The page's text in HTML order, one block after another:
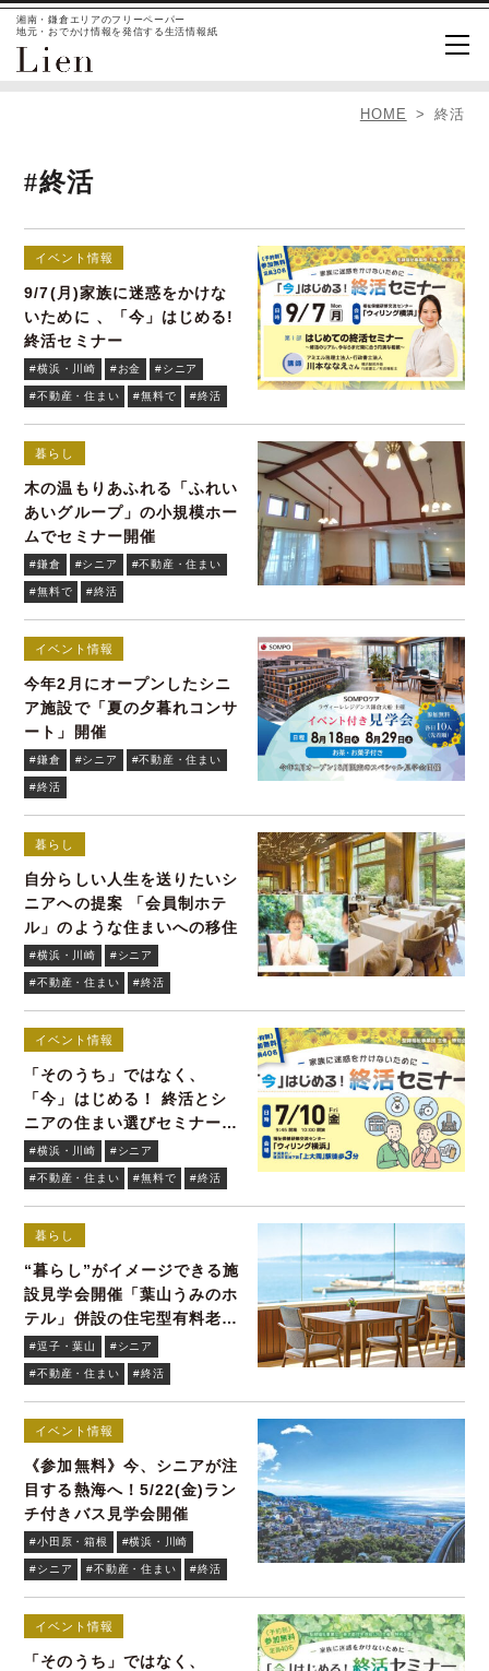
湘南・鎌倉エリアのフリーペーパー
地元・おでかけ情報を発信する生活情報紙
HOME 終活
#終活
イベント情報
9/7(月)家族に迷惑をかけな
いために 、「今」はじめる!
終活セミナー
#横浜・川崎 #お金 #シニア
#不動産・住まい #無料で #終活
暮らし
木の温もりあふれる「ふれい
あいグループ」の小規模ホー
ムでセミナー開催
#鎌倉 #シニア #不動産・住まい
#無料で #終活
イベント情報
今年2月にオープンしたシニ
ア施設で「夏の夕暮れコンサ
ート」開催
#鎌倉 #シニア #不動産・住まい
#終活
暮らし
自分らしい人生を送りたいシ
ニアへの提案 「会員制ホテ
ル」のような住まいへの移住
#横浜・川崎 #シニア
#不動産・住まい #終活
イベント情報
「そのうち」ではなく、
「今」はじめる！ 終活とシ
ニアの住まい選びセミナーを
無料開催7/10(金)
#横浜・川崎 #シニア
#不動産・住まい #無料で #終活
暮らし
“暮らし”がイメージできる施
設見学会開催「葉山うみのホ
テル」併設の住宅型有料老人
ホーム
#逗子・葉山 #シニア
#不動産・住まい #終活
イベント情報
《参加無料》今、シニアが注
目する熱海へ！5/22(金)ラン
チ付きバス見学会開催
#小田原・箱根 #横浜・川崎
#シニア #不動産・住まい #終活
イベント情報
「そのうち」ではなく、